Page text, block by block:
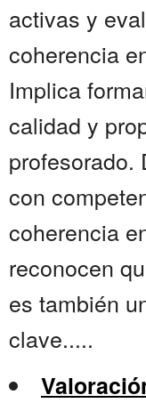
activas y
coherencia
Implica
calidad y
profesorado.
con
coherencia
reconocen
es también
clave.....